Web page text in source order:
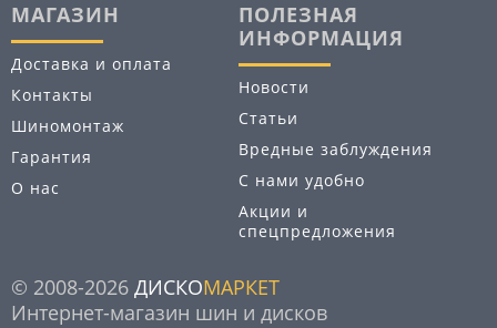
МАГАЗИН
Доставка и оплата
Контакты
Шиномонтаж
Гарантия
О нас
ПОЛЕЗНАЯ
ИНФОРМАЦИЯ
Новости
Статьи
Вредные заблуждения
С нами удобно
Акции и
спецпредложения
© 2008-2026 ДИСКОМАРКЕТ
Интернет-магазин шин и дисков